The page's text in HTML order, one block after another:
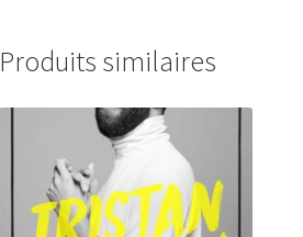
Produits similaires